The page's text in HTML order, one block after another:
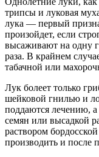
трипсы и луковая
лука — первый
произойдет, если
высаживают на одну
раза. В крайнем
табачной или
Лук болеет только
шейковой гнилью и
поддаются лечению,
семян или высадкой
раствором
производить и после